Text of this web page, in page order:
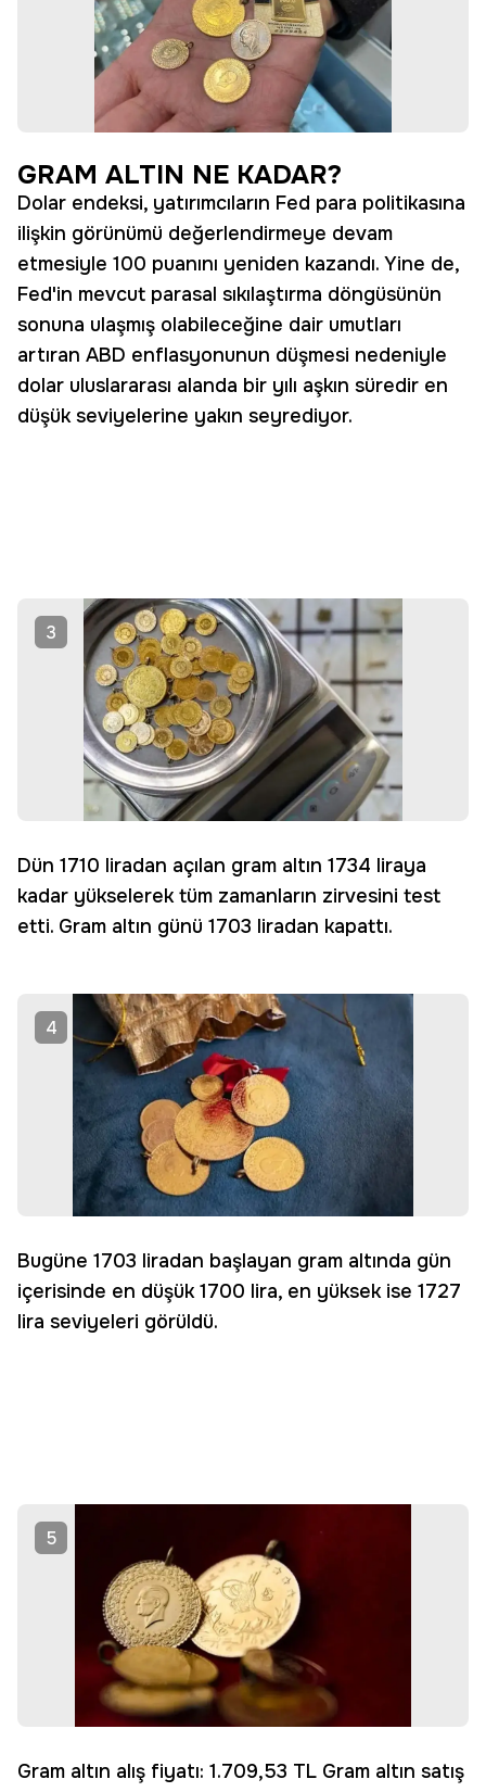
GRAM ALTIN NE KADAR?
Dolar endeksi, yatırımcıların Fed para politikasına
ilişkin görünümü değerlendirmeye devam
etmesiyle 100 puanını yeniden kazandı. Yine de,
Fed'in mevcut parasal sıkılaştırma döngüsünün
sonuna ulaşmış olabileceğine dair umutları
artıran ABD enflasyonunun düşmesi nedeniyle
dolar uluslararası alanda bir yılı aşkın süredir en
düşük seviyelerine yakın seyrediyor.
3
Dün 1710 liradan açılan gram altın 1734 liraya
kadar yükselerek tüm zamanların zirvesini test
etti. Gram altın günü 1703 liradan kapattı.
4
Bugüne 1703 liradan başlayan gram altında gün
içerisinde en düşük 1700 lira, en yüksek ise 1727
lira seviyeleri görüldü.
5
Gram altın alış fiyatı: 1.709,53 TL Gram altın satış